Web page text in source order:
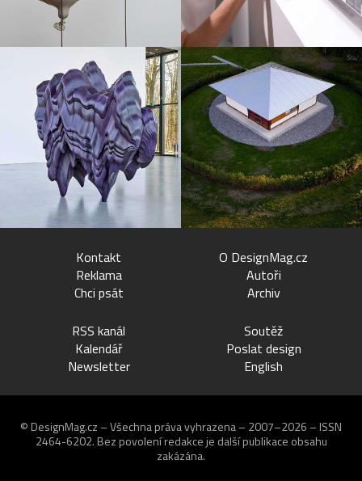
Kontakt
Reklama
Chci psát
O DesignMag.cz
Autoři
Archiv
RSS kanál
Kalendář
Newsletter
Soutěž
Poslat design
English
© DesignMag.cz – Všechna práva vyhrazena – 2007–2026 – ISSN
2464-6202. Bez povolení redakce je další publikace obsahu
zakázána.